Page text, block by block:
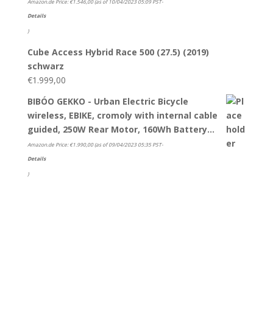
Details
)
Cube Access Hybrid Race 500 (27.5) (2019)
schwarz
€1.999,00
BIBÓO GEKKO - Urban Electric Bicycle
wireless, EBIKE, cromoly with internal cable
guided, 250W Rear Motor, 160Wh Battery…
Amazon.de Price:€1.990,00(as of 09/04/2023 05:35 PST-
Details
)